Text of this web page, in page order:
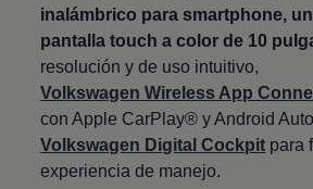
inalámbrico para smartphone,
pantalla touch a color de 10
resolución y de uso intuitivo,
Volkswagen Wireless App
con Apple CarPlay® y Android
Volkswagen Digital Cockpit para
experiencia de manejo.